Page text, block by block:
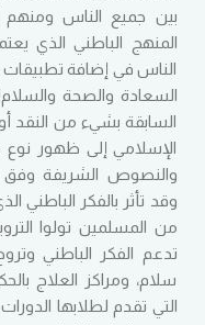
بين جميع الناس ومنهم
المنهج الباطني الذي
الناس في إضافة تطبيقات
السعادة والصحة
السابقة بشيء من النقد
الإسلامي إلى ظهور نوع
والنصوص الشريفة وفق
وقد تأثر بالفكر الباطني
من المسلمين تولوا
تدعم الفكر الباطني
سلام، ومراكز العلاج
التي تقدم لطلابها